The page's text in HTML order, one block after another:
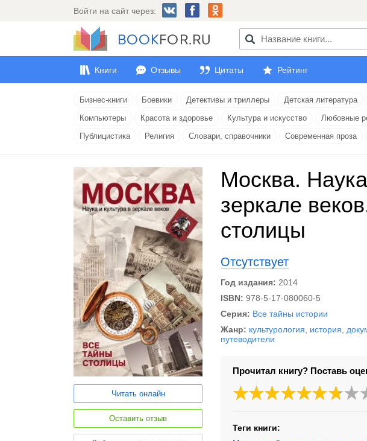
Войти на сайт через:
Книги Отзывы Цитаты Рейтинг
Бизнес-книги Боевики Детективы и триллеры Детская литература
Компьютеры
Красота и здоровье Культура и искусство Любовные
Публицистика
Религия Словари, справочники Современная проза
Читать онлайн
Оставить отзыв
Москва.
зеркале
столицы
Отсутствует
Год издания: 2014
ISBN: 978-5-17-080060-5
Серия: Все тайны истории
Жанр: культурология история
путеводители
Прочитал книгу? Поставь
Теги книги: